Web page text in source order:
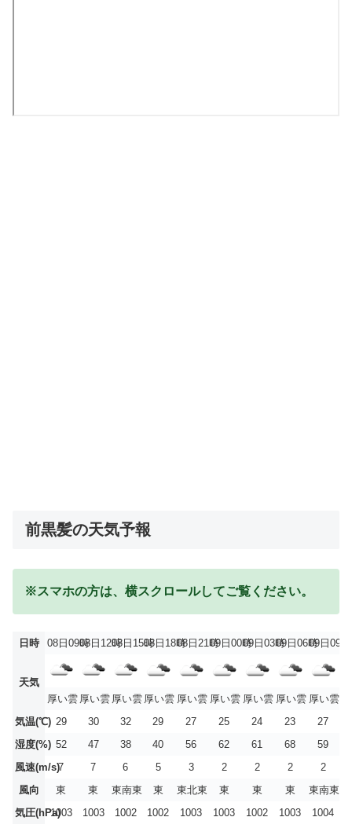
前黒髪の天気予報
※スマホの方は、横スクロールしてご覧ください。
日時 08日09時08日12時08日15時08日18時08日21時09日00時09日03時09日06時09日09時
天気
厚い雲 厚い雲 厚い雲 厚い雲 厚い雲 厚い雲 厚い雲 厚い雲 厚い雲
気温(℃) 29 30 32 29 27 25 24 23
27
湿度(%) 52 47 38 40 56 62 61 68
59
風速(m/s)7 7 6 5 3 2 2 2
2
風向
東 東 東南東 東 東北東 東 東 東
東南東
気圧(hPa)1003 1003 1002 1002 1003 1003 1002 1003 1004